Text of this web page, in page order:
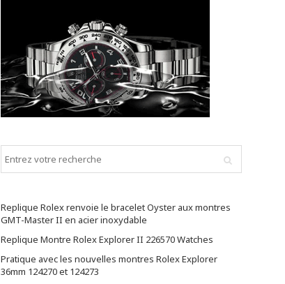
Replique Rolex renvoie le bracelet Oyster aux montres
GMT-Master II en acier inoxydable
Replique Montre Rolex Explorer II 226570 Watches
Pratique avec les nouvelles montres Rolex Explorer
36mm 124270 et 124273